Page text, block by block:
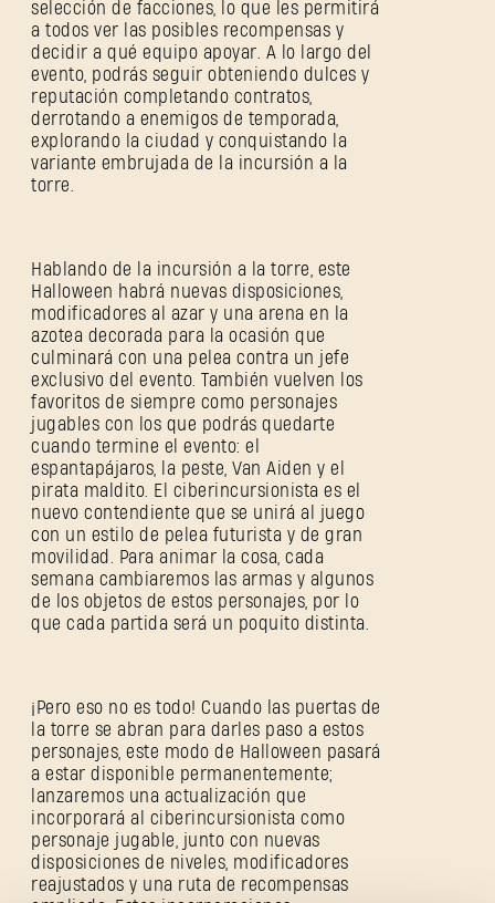
selección de facciones, lo que les permitirá
a todos ver las posibles recompensas y
decidir a qué equipo apoyar. A lo largo del
evento, podrás seguir obteniendo dulces y
reputación completando contratos,
derrotando a enemigos de temporada,
explorando la ciudad y conquistando la
variante embrujada de la incursión a la
torre.
Hablando de la incursión a la torre, este
Halloween habrá nuevas disposiciones,
modificadores al azar y una arena en la
azotea decorada para la ocasión que
culminará con una pelea contra un jefe
exclusivo del evento. También vuelven los
favoritos de siempre como personajes
jugables con los que podrás quedarte
cuando termine el evento: el
espantapájaros, la peste, Van Aiden y el
pirata maldito. El ciberincursionista es el
nuevo contendiente que se unirá al juego
con un estilo de pelea futurista y de gran
movilidad. Para animar la cosa, cada
semana cambiaremos las armas y algunos
de los objetos de estos personajes, por lo
que cada partida será un poquito distinta.
¡Pero eso no es todo! Cuando las puertas de
la torre se abran para darles paso a estos
personajes, este modo de Halloween pasará
a estar disponible permanentemente;
lanzaremos una actualización que
incorporará al ciberincursionista como
personaje jugable, junto con nuevas
disposiciones de niveles, modificadores
reajustados y una ruta de recompensas
REGISTRARSE
Dirección de correo electrónico